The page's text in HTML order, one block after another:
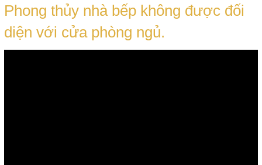
Phong thủy nhà bếp không được đối
diện với cửa phòng ngủ.